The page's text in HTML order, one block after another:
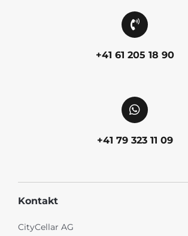
+41 61 205 18 90
+41 79 323 11 09
Kontakt
CityCellar AG